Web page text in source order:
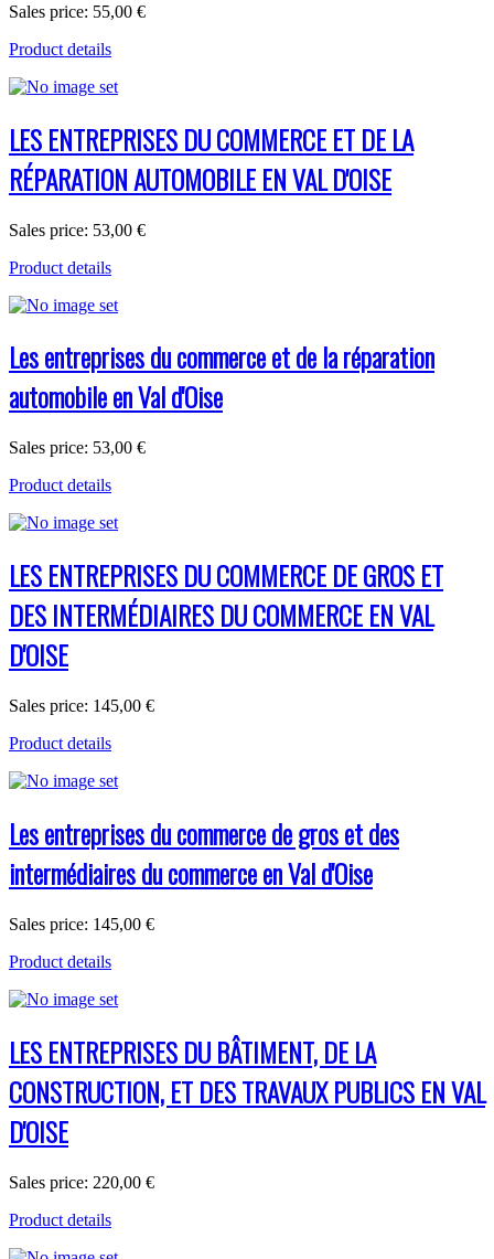
Sales price: 55,00 €
Product details
LES ENTREPRISES DU COMMERCE ET DE LA
RÉPARATION AUTOMOBILE EN VAL D'OISE
Sales price: 53,00 €
Product details
Les entreprises du commerce et de la réparation
automobile en Val d'Oise
Sales price: 53,00 €
Product details
LES ENTREPRISES DU COMMERCE DE GROS ET
DES INTERMÉDIAIRES DU COMMERCE EN VAL
D'OISE
Sales price: 145,00 €
Product details
Les entreprises du commerce de gros et des
intermédiaires du commerce en Val d'Oise
Sales price: 145,00 €
Product details
LES ENTREPRISES DU BÂTIMENT, DE LA
CONSTRUCTION, ET DES TRAVAUX PUBLICS EN VAL
D'OISE
Sales price: 220,00 €
Product details